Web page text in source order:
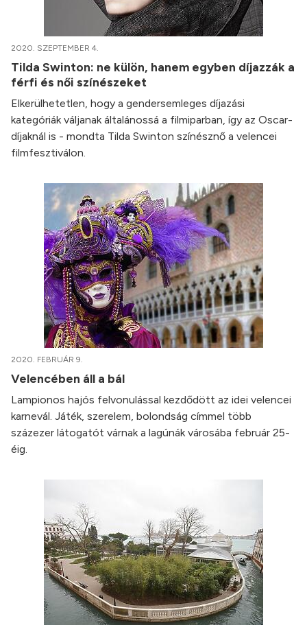
2020. SZEPTEMBER 4.
Tilda Swinton: ne külön, hanem egyben díjazzák a
férfi és női színészeket
Elkerülhetetlen, hogy a gendersemleges díjazási
kategóriák váljanak általánossá a filmiparban, így az Oscar-
díjaknál is - mondta Tilda Swinton színésznő a velencei
filmfesztiválon.
2020. FEBRUÁR 9.
Velencében áll a bál
Lampionos hajós felvonulással kezdődött az idei velencei
karnevál. Játék, szerelem, bolondság címmel több
százezer látogatót várnak a lagúnák városába február 25-
éig.